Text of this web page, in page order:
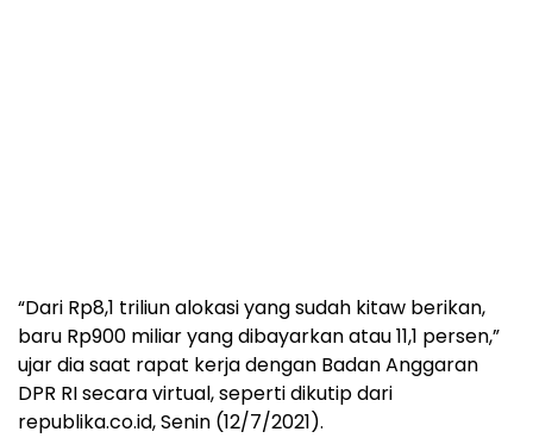
“Dari Rp8,1 triliun alokasi yang sudah kitaw berikan,
baru Rp900 miliar yang dibayarkan atau 11,1 persen,”
ujar dia saat rapat kerja dengan Badan Anggaran
DPR RI secara virtual, seperti dikutip dari
republika.co.id, Senin (12/7/2021).